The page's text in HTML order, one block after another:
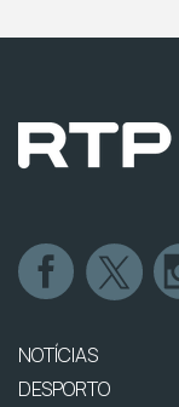
NOTÍCIAS
DESPORTO